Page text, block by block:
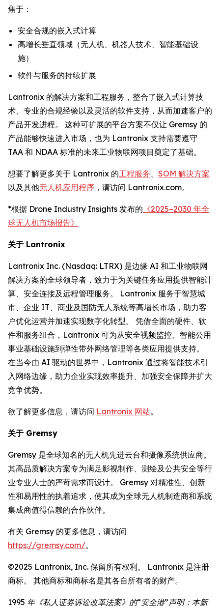
焦于：
安全合规的嵌入式计算
高增长垂直领域（无人机、机器人技术、智能基础设
施）
软件与服务的持续扩展
Lantronix 的解决方案和工程服务，整合了嵌入式计算技
术、专业的合规经验以及灵活的软件支持，从而加速客户的
产品开发进程。 这种可扩展的平台方案不仅让 Gremsy 的
产品能够快速进入市场，也为 Lantronix 支持需要遵守
TAA 和 NDAA 标准的未来工业物联网项目奠定了基础。
想要了解更多关于 Lantronix 的工程服务
SOM 解决方案
以及其他无人机应用程序 ，请访问 Lantronix.com。
*根据 Drone Industry Insights 发布的 《2025–2030 年全
球无人机市场报告》
关于 Lantronix
Lantronix Inc. (Nasdaq: LTRX) 是边缘 AI 和工业物联网
解决方案的全球领导者，致力于为关键任务应用提供智能计
算、安全连接及远程管理服务。 Lantronix 服务于智慧城
市、企业 IT、商业及国防无人系统等高增长市场，助力客
户优化运营并加速实现数字化转型。 凭借全面的硬件、软
件和服务组合，Lantronix 可为从安全视频监控、智能公用
事业基础设施到弹性带外网络管理等各类应用提供支持。
在当今由 AI 驱动的世界中，Lantronix 通过将智能技术引
入网络边缘，助力企业实现效率提升、加强安全保障并扩大
竞争优势。
欲了解更多信息，请访问 Lantronix 网站。
关于 Gremsy
Gremsy 是全球知名的无人机先进云台和摄像系统供应商。
其高品质解决方案专为满足影视制作、测绘及公共安全等行
业专业人士的严苛需求而设计。 Gremsy 对精准性、创新
性和易用性的执着追求，使其成为全球无人机制造商和系统
集成商值得信赖的合作伙伴。
有关 Gremsy 的更多信息，请访问
https://gremsy.com/。
©2025 Lantronix, Inc. 保留所有权利。 Lantronix 是注册
商标。 其他商标和商标名是其各自所有者的财产。
1995 年《私人证券诉讼改革法案》的“安全港”声明：本新